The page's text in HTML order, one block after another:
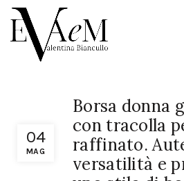
04
MAG
Borsa donna
con tracolla
raffinato.
versatilità e